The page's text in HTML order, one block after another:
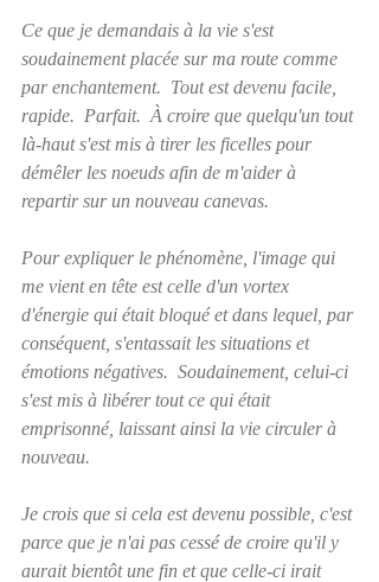
Ce que je demandais à la vie s'est
soudainement placée sur ma route comme
par enchantement.  Tout est devenu facile,
rapide.  Parfait.  À croire que quelqu'un tout
là-haut s'est mis à tirer les ficelles pour
démêler les noeuds afin de m'aider à
repartir sur un nouveau canevas.
Pour expliquer le phénomène, l'image qui
me vient en tête est celle d'un vortex
d'énergie qui était bloqué et dans lequel, par
conséquent, s'entassait les situations et
émotions négatives.  Soudainement, celui-ci
s'est mis à libérer tout ce qui était
emprisonné, laissant ainsi la vie circuler à
nouveau.
Je crois que si cela est devenu possible, c'est
parce que je n'ai pas cessé de croire qu'il y
aurait bientôt une fin et que celle-ci irait